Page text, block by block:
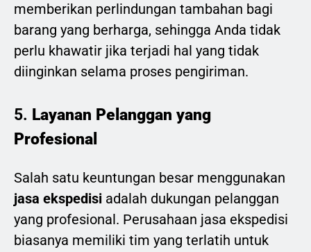
memberikan perlindungan tambahan bagi
barang yang berharga, sehingga Anda tidak
perlu khawatir jika terjadi hal yang tidak
diinginkan selama proses pengiriman.
5. Layanan Pelanggan yang
Profesional
Salah satu keuntungan besar menggunakan
jasa ekspedisi adalah dukungan pelanggan
yang profesional. Perusahaan jasa ekspedisi
biasanya memiliki tim yang terlatih untuk